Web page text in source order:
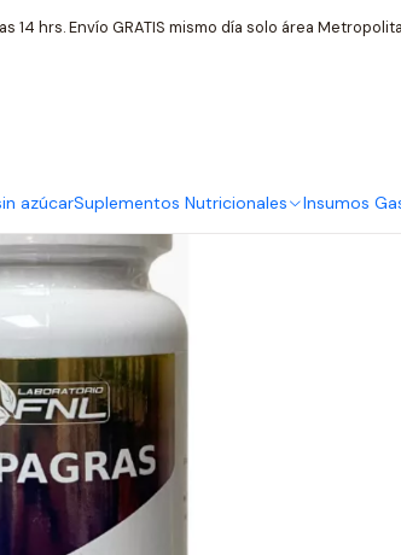
azúcarSuplementos Nutricionales Insumos
hrs. Envío GRATIS mismo día solo área
Inicio Suplementos Nutricionales